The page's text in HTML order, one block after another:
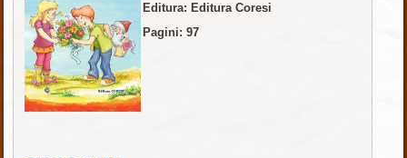
Editura: Editura Coresi
Pagini: 97